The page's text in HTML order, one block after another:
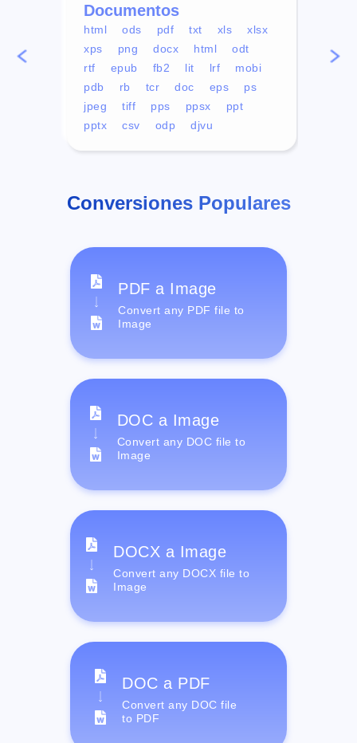
Documentos
html ods pdf txt xls
xlsx
xps
png docx html
odt
rtf
epub fb2 lit lrf
mobi
pdb
rb tcr doc eps
ps
jpeg
tiff pps ppsx
ppt
pptx
csv odp djvu
mp4
Conversiones Populares
PDF a Image
Convert any PDF file to
Image
DOC a Image
Convert any DOC file to
Image
DOCX a Image
Convert any DOCX file to
Image
DOC a PDF
Convert any DOC file
to PDF